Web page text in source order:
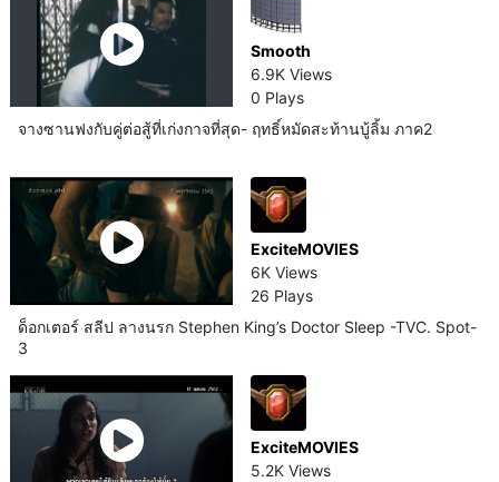
Smooth
6.9K Views
0 Plays
จางซานฟงกับคู่ต่อสู้ที่เก่งกาจที่สุด- ฤทธิ์หมัดสะท้านบู้ลิ้ม ภาค2
ExciteMOVIES
6K Views
26 Plays
ด็อกเตอร์ สลีป ลางนรก Stephen King’s Doctor Sleep -TVC. Spot-
3
ExciteMOVIES
5.2K Views